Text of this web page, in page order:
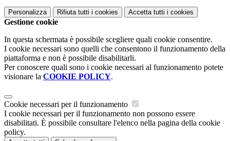
Personalizza Rifiuta tutti i cookies Accetta tutti i cookies
Gestione cookie
In questa schermata è possibile scegliere quali cookie consentire.
I cookie necessari sono quelli che consentono il funzionamento della
piattaforma e non è possibile disabilitarli.
Per conoscere quali sono i cookie necessari al funzionamento potete
visionare la COOKIE POLICY.
Cookie necessari per il funzionamento
I cookie necessari per il funzionamento non possono essere
disabilitati. È possibile consultare l'elenco nella pagina della cookie
policy.